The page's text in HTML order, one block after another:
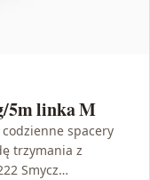
5m linka M
codzienne spacery
trzymania z
Smycz…